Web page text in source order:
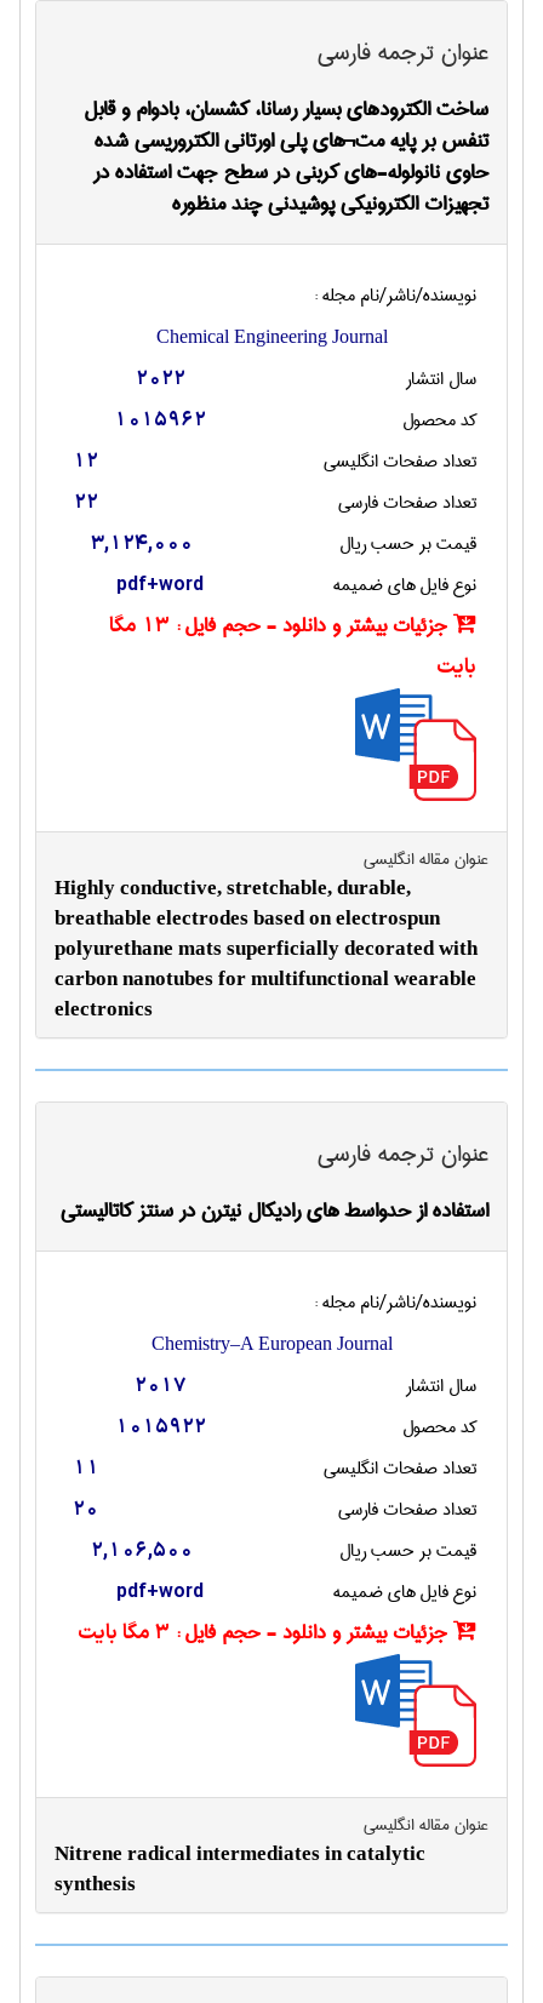
عنوان ترجمه فارسی
ساخت الکترودهای بسیار رسانا، کشسان، بادوام و قابل
تنفس بر پایه مت¬های پلی اورتانی الکتروریسی شده
حاوی نانولوله-های کربنی در سطح جهت استفاده در
تجهیزات الکترونیکی پوشیدنی چند منظوره
نویسنده/ناشر/نام مجله :
Chemical Engineering Journal
سال انتشار 2022
کد محصول 1015962
تعداد صفحات انگليسی 12
تعداد صفحات فارسی 22
قیمت بر حسب ریال 3,124,000
نوع فایل های ضمیمه pdf+word
جزئیات بیشتر و دانلود - حجم فایل :
13 مگا
بایت
عنوان مقاله انگليسی
Highly conductive, stretchable, durable,
breathable electrodes based on electrospun
polyurethane mats superficially decorated with
carbon nanotubes for multifunctional wearable
electronics
عنوان ترجمه فارسی
استفاده از حدواسط های رادیکال نیترن در سنتز کاتالیستی
نویسنده/ناشر/نام مجله :
Chemistry–A European Journal
سال انتشار 2017
کد محصول 1015922
تعداد صفحات انگليسی 11
تعداد صفحات فارسی 20
قیمت بر حسب ریال 2,106,500
نوع فایل های ضمیمه pdf+word
جزئیات بیشتر و دانلود - حجم فایل : 3 مگا بایت
عنوان مقاله انگليسی
Nitrene radical intermediates in catalytic
synthesis